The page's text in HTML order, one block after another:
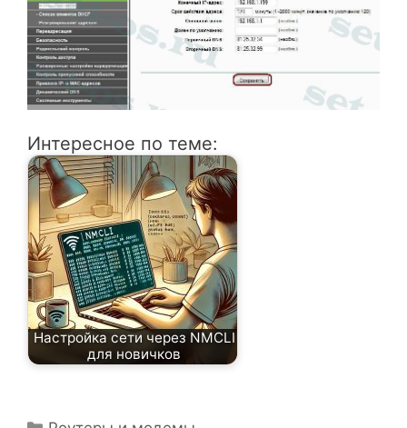
Интересное по теме:
Настройка сети через NMCLI
для новичков